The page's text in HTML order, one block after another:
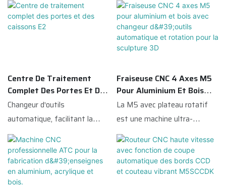
échelle dans l'industrie du
meuble, elle permet
adaptée au traitement de
gravure de motifs fins.
Centre De Traitement
Complet Des Portes Et Des
Caissons E2
Changeur d'outils
automatique, facilitant la
réalisation de diverses pièces
métalliques : poignées, trous
de charnières, rainures droites,
angles arrondis, serrures de
Fraiseuse CNC 4 Axes M5
Pour Aluminium Et Bois
Avec Changeur D'outils
Automatique Et Rotation
La M5 avec plateau rotatif
est une machine ultra-
économique pour l'industrie de
la signalétique. Dotée d'un
système de changement
d'outils automatique, elle est